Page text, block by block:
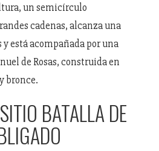
un semicírculo
cadenas, alcanza una
está acompañada por una
de Rosas, construida en
bronce.
BATALLA DE